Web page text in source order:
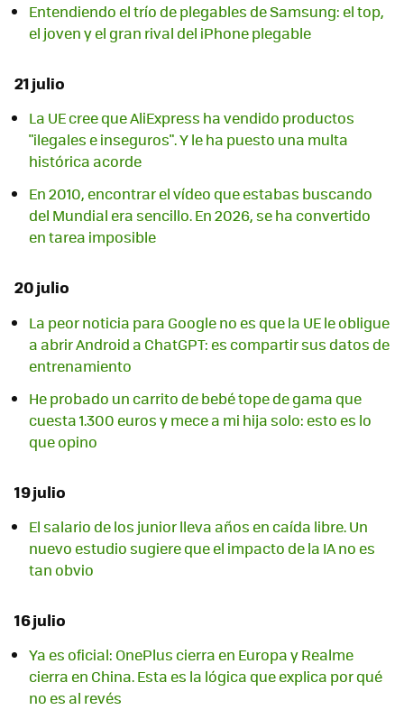
Entendiendo el trío de plegables de Samsung: el top,
el joven y el gran rival del iPhone plegable
21 julio
La UE cree que AliExpress ha vendido productos
"ilegales e inseguros". Y le ha puesto una multa
histórica acorde
En 2010, encontrar el vídeo que estabas buscando
del Mundial era sencillo. En 2026, se ha convertido
en tarea imposible
20 julio
La peor noticia para Google no es que la UE le obligue
a abrir Android a ChatGPT: es compartir sus datos de
entrenamiento
He probado un carrito de bebé tope de gama que
cuesta 1.300 euros y mece a mi hija solo: esto es lo
que opino
19 julio
El salario de los junior lleva años en caída libre. Un
nuevo estudio sugiere que el impacto de la IA no es
tan obvio
16 julio
Ya es oficial: OnePlus cierra en Europa y Realme
cierra en China. Esta es la lógica que explica por qué
no es al revés